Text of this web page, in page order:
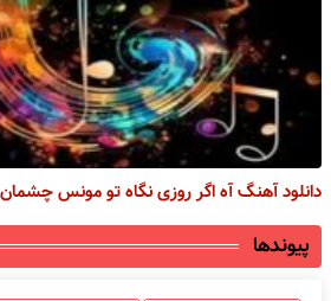
دانلود آهنگ آه اگر روزی نگاه تو مونس
پیوندها